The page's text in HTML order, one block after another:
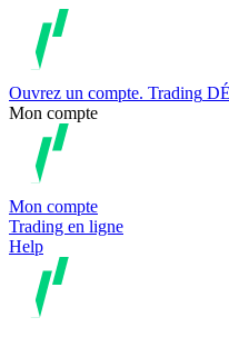
Ouvrez un compte. Trading
Mon compte
Mon compte
Trading en ligne
Help